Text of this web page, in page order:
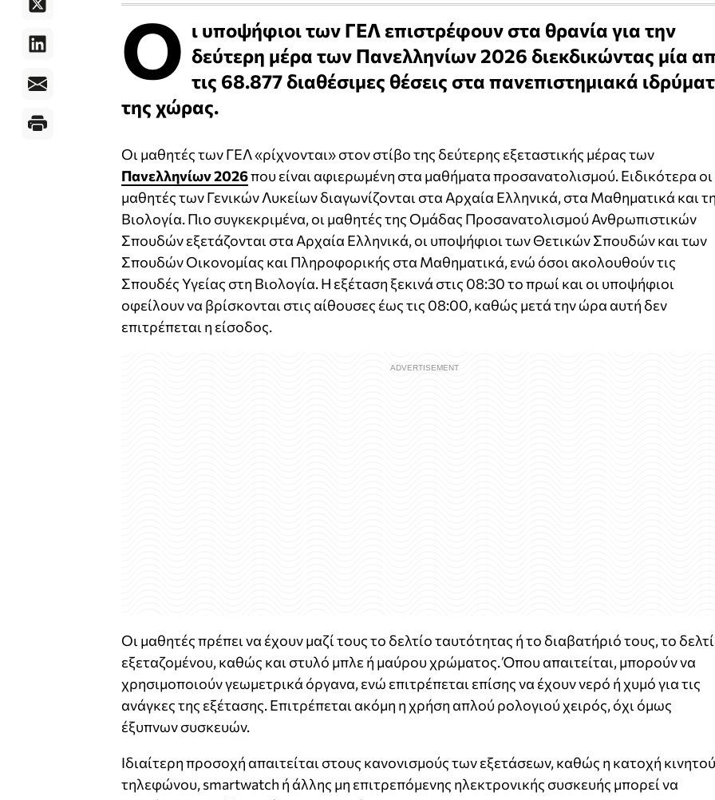
Ο ι υποψήφιοι των ΓΕΛ επιστρέφουν στα θρανία για την
δεύτερη μέρα των Πανελληνίων 2026 διεκδικώντας μία
τις 68.877 διαθέσιμες θέσεις στα πανεπιστημιακά
της χώρας.
Οι μαθητές των ΓΕΛ «ρίχνονται» στον στίβο της δεύτερης εξεταστικής μέρας των
Πανελληνίων 2026που είναι αφιερωμένη στα μαθήματα προσανατολισμού. Ειδικότερα οι
μαθητές των Γενικών Λυκείων διαγωνίζονται στα Αρχαία Ελληνικά, στα Μαθηματικά και
Βιολογία. Πιο συγκεκριμένα, οι μαθητές της Ομάδας Προσανατολισμού Ανθρωπιστικών
Σπουδών εξετάζονται στα Αρχαία Ελληνικά, οι υποψήφιοι των Θετικών Σπουδών και των
Σπουδών Οικονομίας και Πληροφορικής στα Μαθηματικά, ενώ όσοι ακολουθούν τις
Σπουδές Υγείας στη Βιολογία. Η εξέταση ξεκινά στις 08:30 το πρωί και οι υποψήφιοι
οφείλουν να βρίσκονται στις αίθουσες έως τις 08:00, καθώς μετά την ώρα αυτή δεν
επιτρέπεται η είσοδος.
Οι μαθητές πρέπει να έχουν μαζί τους το δελτίο ταυτότητας ή το διαβατήριό τους, το
εξεταζομένου, καθώς και στυλό μπλε ή μαύρου χρώματος. Όπου απαιτείται, μπορούν να
χρησιμοποιούν γεωμετρικά όργανα, ενώ επιτρέπεται επίσης να έχουν νερό ή χυμό για τις
ανάγκες της εξέτασης. Επιτρέπεται ακόμη η χρήση απλού ρολογιού χειρός, όχι όμως
έξυπνων συσκευών.
Ιδιαίτερη προσοχή απαιτείται στους κανονισμούς των εξετάσεων, καθώς η κατοχή κινητού
τηλεφώνου, smartwatch ή άλλης μη επιτρεπόμενης ηλεκτρονικής συσκευής μπορεί να